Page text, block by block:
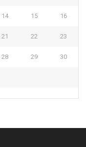
14 15 16
21 22 23
28 29 30